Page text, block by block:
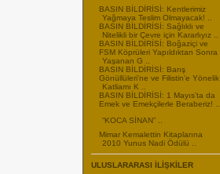
BASIN BİLDİRİSİ: Kentlerimiz
Yağmaya Teslim Olmayacak! ..
BASIN BİLDİRİSİ: Sağlıklı ve
Nitelikli bir Çevre için Kararlıyız ..
BASIN BİLDİRİSİ: Boğaziçi ve
FSM Köprüleri Yapıldıktan Sonra
Yaşanan G ..
BASIN BİLDİRİSİ: Barış
Gönüllüleri’ne ve Filistin’e Yönelik
Katliamı K ..
BASIN BİLDİRİSİ: 1 Mayıs’ta da
Emek ve Emekçilerle Beraberiz! ..
“KOCA SİNAN” ..
Mimar Kemalettin Kitaplarına
2010 Yunus Nadi Ödülü ..
ULUSLARARASI İLİŞKİLER